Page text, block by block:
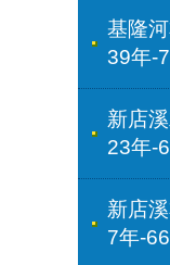
基隆
39年-
新店
23年-
新店
7年-